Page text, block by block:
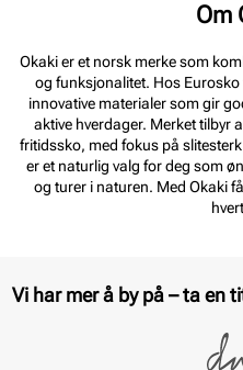
Om
Okaki er et norsk merke som
og funksjonalitet. Hos
innovative materialer som gir
aktive hverdager. Merket tilbyr
fritidssko, med fokus på
er et naturlig valg for deg som
og turer i naturen. Med Okaki
Vi har mer å by på – ta en